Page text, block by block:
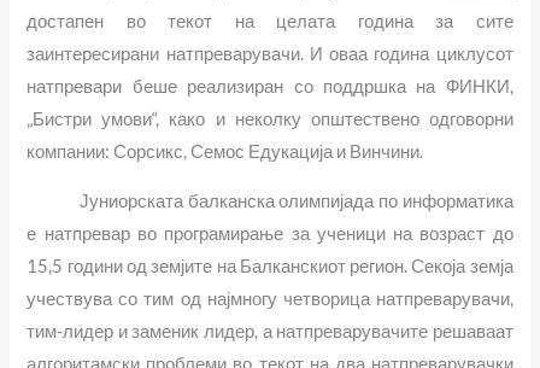
достапен во текот на целата година за сите
заинтересирани натпреварувачи. И оваа година циклусот
натпревари беше реализиран со поддршка на ФИНКИ,
„Бистри умови“, како и неколку општествено одговорни
компании: Сорсикс, Семос Едукација и Винчини.
Јуниорската балканска олимпијада по информатика
е натпревар во програмирање за ученици на возраст до
15,5 години од земјите на Балканскиот регион. Секоја земја
учествува со тим од најмногу четворица натпреварувачи,
тим-лидер и заменик лидер, а натпреварувачите решаваат